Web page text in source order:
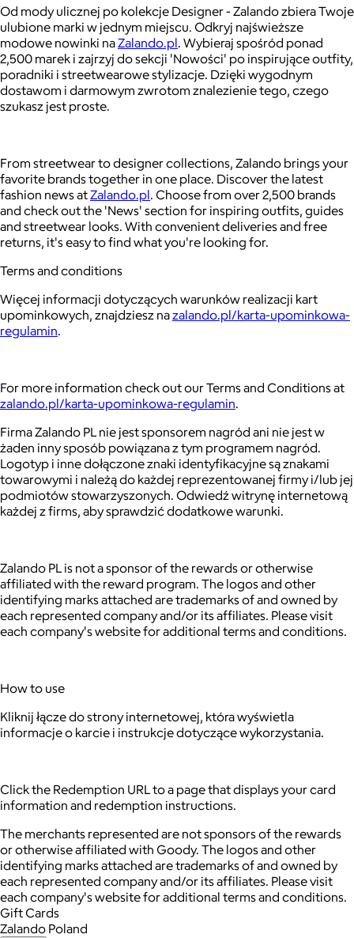
Od mody ulicznej po kolekcje Designer - Zalando zbiera Twoje
ulubione marki w jednym miejscu. Odkryj najświeższe
modowe nowinki naZalando.pl. Wybieraj spośród ponad
2,500 marek i zajrzyj do sekcji 'Nowości' po inspirujące outfity,
poradniki i streetwearowe stylizacje. Dzięki wygodnym
dostawom i darmowym zwrotom znalezienie tego, czego
szukasz jest proste.
From streetwear to designer collections, Zalando brings your
favorite brands together in one place. Discover the latest
fashion news atZalando.pl. Choose from over 2,500 brands
and check out the 'News' section for inspiring outfits, guides
and streetwear looks. With convenient deliveries and free
returns, it's easy to find what you're looking for.
Terms and conditions
Więcej informacji dotyczących warunków realizacji kart
upominkowych, znajdziesz nazalando.pl/karta-upominkowa-
regulamin.
For more information check out our Terms and Conditions at
zalando.pl/karta-upominkowa-regulamin.
Firma Zalando PL nie jest sponsorem nagród ani nie jest w
żaden inny sposób powiązana z tym programem nagród.
Logotyp i inne dołączone znaki identyfikacyjne są znakami
towarowymi i należą do każdej reprezentowanej firmy i/lub jej
podmiotów stowarzyszonych. Odwiedź witrynę internetową
każdej z firms, aby sprawdzić dodatkowe warunki.
Zalando PL is not a sponsor of the rewards or otherwise
affiliated with the reward program. The logos and other
identifying marks attached are trademarks of and owned by
each represented company and/or its affiliates. Please visit
each company's website for additional terms and conditions.
How to use
Kliknij łącze do strony internetowej, która wyświetla
informacje o karcie i instrukcje dotyczące wykorzystania.
Click the Redemption URL to a page that displays your card
information and redemption instructions.
The merchants represented are not sponsors of the rewards
or otherwise affiliated with Goody. The logos and other
identifying marks attached are trademarks of and owned by
each represented company and/or its affiliates. Please visit
each company's website for additional terms and conditions.
Gift Cards
Zalando Poland